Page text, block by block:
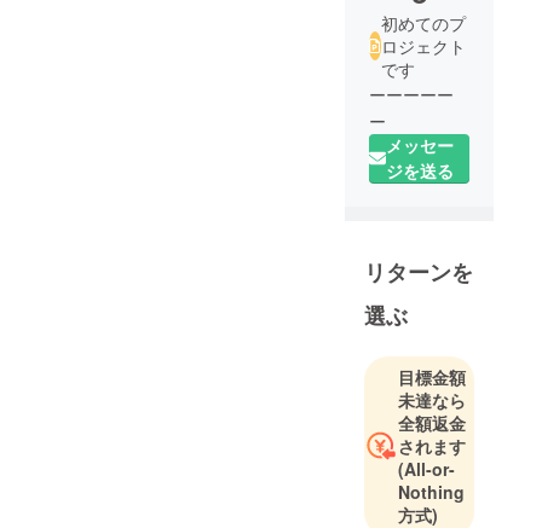
初めてのプ
ロジェクト
です
ーーーーー
ー
メッセー
ジを送る
リターンを
選ぶ
目標金額
未達なら
全額返金
されます
(All-or-
Nothing
方式)